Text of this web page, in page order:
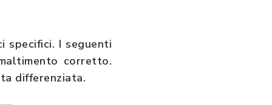
specifici. I seguenti
corretto.
differenziata.